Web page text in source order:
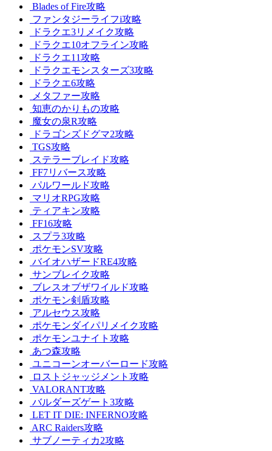
Blades of Fire攻略
ファンタジーライフi攻略
ドラクエ3リメイク攻略
ドラクエ10オフライン攻略
ドラクエ11攻略
ドラクエモンスターズ3攻略
ドラクエ6攻略
メタファー攻略
知恵のかりもの攻略
魔女の泉R攻略
ドラゴンズドグマ2攻略
TGS攻略
ステラーブレイド攻略
FF7リバース攻略
パルワールド攻略
マリオRPG攻略
ティアキン攻略
FF16攻略
スプラ3攻略
ポケモンSV攻略
バイオハザードRE4攻略
サンブレイク攻略
ブレスオブザワイルド攻略
ポケモン剣盾攻略
アルセウス攻略
ポケモンダイパリメイク攻略
ポケモンユナイト攻略
あつ森攻略
ユニコーンオーバーロード攻略
ロストジャッジメント攻略
VALORANT攻略
バルダーズゲート3攻略
LET IT DIE: INFERNO攻略
ARC Raiders攻略
サブノーティカ2攻略